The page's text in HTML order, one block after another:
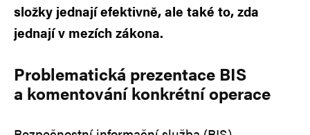
složky jednají efektivně, ale také to, zda
jednají v mezích zákona.
Problematická prezentace BIS
a komentování konkrétní operace